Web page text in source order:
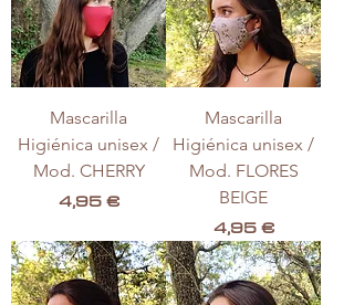
Mascarilla
Higiénica unisex /
Mod. CHERRY
Precio
4,95 €
Mascarilla
Higiénica unisex /
Mod. FLORES
BEIGE
Precio
4,95 €